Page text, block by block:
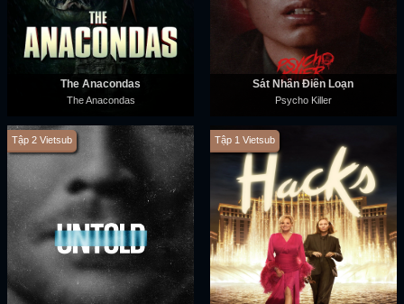
The Anacondas
The Anacondas
Sát Nhân Điên Loạn
Psycho Killer
Tập 2 Vietsub Tập 1 Vietsub